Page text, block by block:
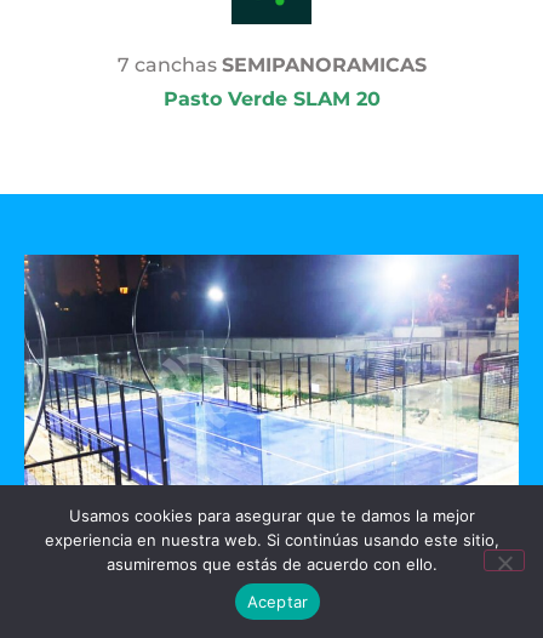
7 canchas SEMIPANORAMICAS
Pasto Verde SLAM 20
GO PADEL
Usamos cookies para asegurar que te damos la mejor
experiencia en nuestra web. Si continúas usando este sitio,
asumiremos que estás de acuerdo con ello.
Aceptar